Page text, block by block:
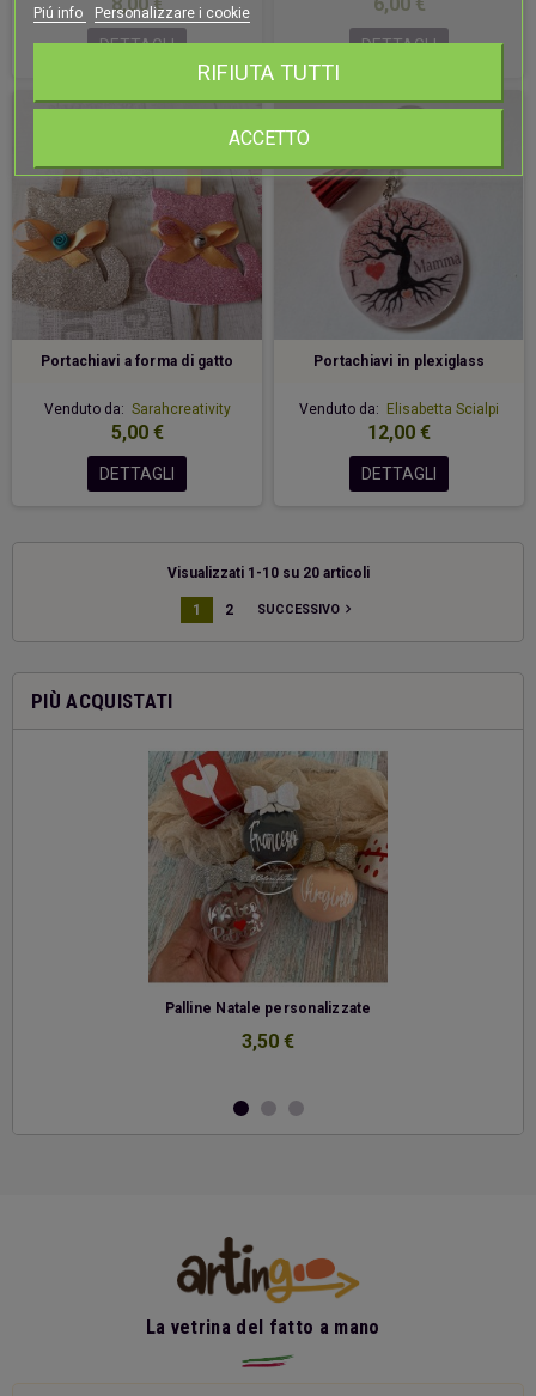
PIÙ ACQUISTATI
Palline Natale personalizzate
3,50 €
DETTAGLI DETTAGLI
Portachiavi a forma di gatto
Venduto da: Sarahcreativity
5,00 €
DETTAGLI
Portachiavi in plexiglass
Venduto da: Elisabetta Scialpi
12,00 €
DETTAGLI
Visualizzati 1-10 su 20 articoli
1 2 SUCCESSIVOnavigate_next
La vetrina del fatto a mano
Piú info Personalizzare i cookie
RIFIUTA TUTTI
ACCETTO